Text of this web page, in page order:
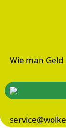
Wie man